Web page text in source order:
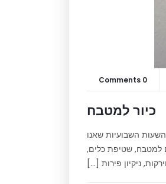
0 Comments
כיור למטבח
השבועיות שאנו
למטבח, שטיפת כלים,
ניקיון פירות […]